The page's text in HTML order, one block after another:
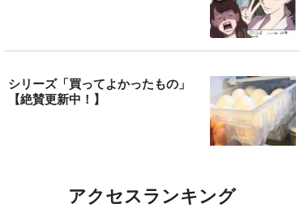
シリーズ「買ってよかったもの」
【絶賛更新中！】
アクセスランキング